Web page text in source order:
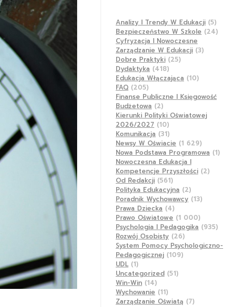
Analizy I Trendy W Edukacji (5)
Bezpieczeństwo W Szkole (24)
Cyfryzacja I Nowoczesne
Zarządzanie W Edukacji (3)
Dobre Praktyki (25)
Dydaktyka (418)
Edukacja Włączająca (10)
FAQ (205)
Finanse Publiczne I Księgowość
Budżetowa (2)
Kierunki Polityki Oświatowej
2026/2027 (10)
Komunikacja (31)
Newsy W Oświacie (1 629)
Nowa Podstawa Programowa (1)
Nowoczesna Edukacja I
Kompetencje Przyszłości (2)
Od Redakcji (561)
Polityka Edukacyjna (2)
Poradnik Wychowawcy (13)
Prawa Dziecka (4)
Prawo Oświatowe (1 000)
Psychologia I Pedagogika (935)
Rozwój Osobisty (26)
System Pomocy Psychologiczno-
Pedagogicznej (109)
UDL (1)
Uncategorized (51)
Win-Win (14)
Wychowanie (11)
Zarządzanie Oświatą (7)